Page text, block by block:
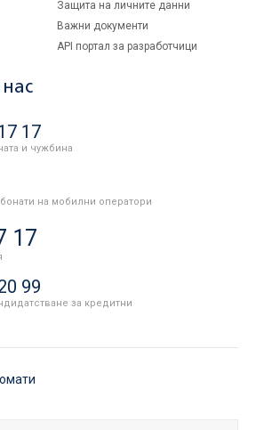
Защита на личните данни
Важни документи
API портал за разработчици
17
и чужбина
на мобилни оператори
17
99
за кредитни